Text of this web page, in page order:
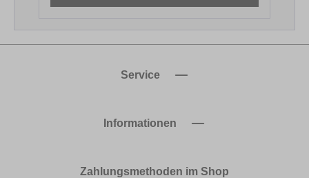
Service
Informationen
Zahlungsmethoden im Shop